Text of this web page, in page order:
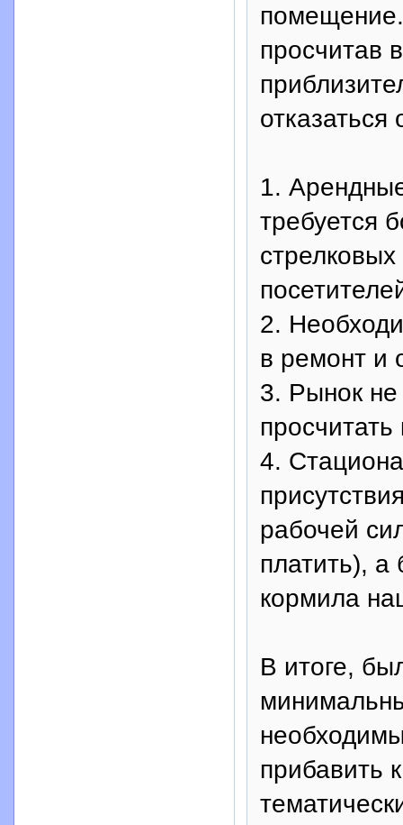
просчитав
1.
требуется
2.
в ремонт и
3. Рынок не
просчитать
4.
рабочей
платить),
кормила
В итоге,
прибавить